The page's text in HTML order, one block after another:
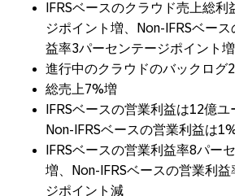
IFRSベースのクラウド売上総
ジポイント増、Non-IFRSベー
益率3パーセンテージポイント増
進行中のクラウドのバックログ
総売上7%増
IFRSベースの営業利益は12億ユ
Non-IFRSベースの営業利益は
IFRSベースの営業利益率8パー
増、Non-IFRSベースの営業利
ジポイント減